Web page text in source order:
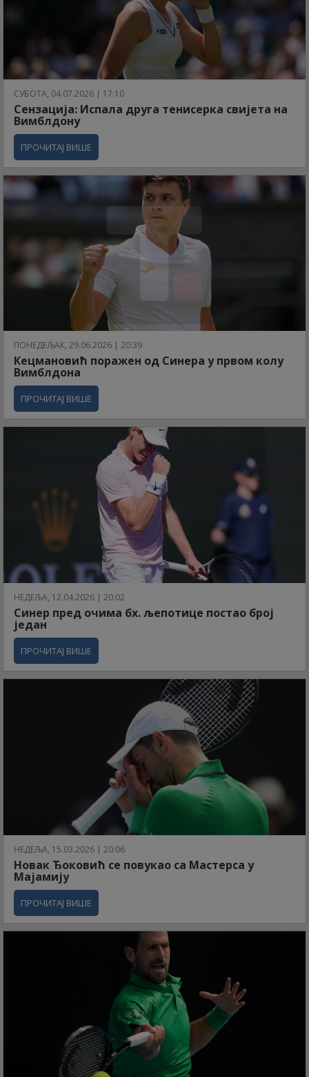
СУБОТА, 04.07.2026 | 17:10
Сензација: Испала друга тенисерка свијета на
Вимблдону
ПРОЧИТАЈ ВИШЕ
ПОНЕДЕЉАК, 29.06.2026 | 20:39
Кецмановић поражен од Синера у првом колу
Вимблдона
ПРОЧИТАЈ ВИШЕ
НЕДЕЉА, 12.04.2026 | 20:02
Синер пред очима бх. љепотице постао број
један
ПРОЧИТАЈ ВИШЕ
НЕДЕЉА, 15.03.2026 | 20:06
Новак Ђоковић се повукао са Мастерса у
Мајамију
ПРОЧИТАЈ ВИШЕ